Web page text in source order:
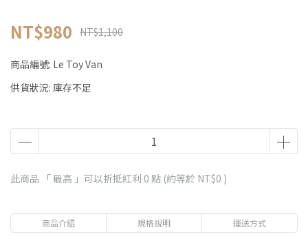
NT$980 NT$1,100
商品編號: Le Toy Van
供貨狀況: 庫存不足
此商品 「 最高 」可以折抵紅利 0 點 (約等於 NT$0 )
商品介紹 規格說明 運送方式